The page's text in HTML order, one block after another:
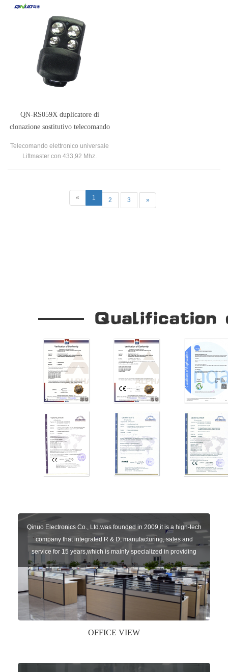
QN-RS059X duplicatore di
clonazione sostitutivo telecomando
Telecomando elettronico universale
Liftmaster con 433,92 Mhz.
« 1 2 3 »
Qinuo Electronics Co., Ltd.was founded in 2009,it is a high-tech
company that integrated R & D, manufacturing, sales and
service for 15 years,which is mainly specialized in providing
sensors of automatic door, control system of door and gate, car
key remote, auto parts etc. The company currently has four
independent brands: U-CONTROL, U-SENSORS, U-
AUTOGATES and U-AUTOKEYS.
OFFICE VIEW